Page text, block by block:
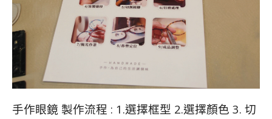
手作眼鏡 製作流程 : 1.選擇框型 2.選擇顏色 3. 切